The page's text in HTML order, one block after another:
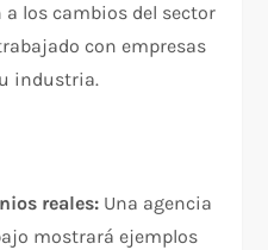
los cambios del sector
con empresas
industria.​
reales: Una agencia
mostrará ejemplos